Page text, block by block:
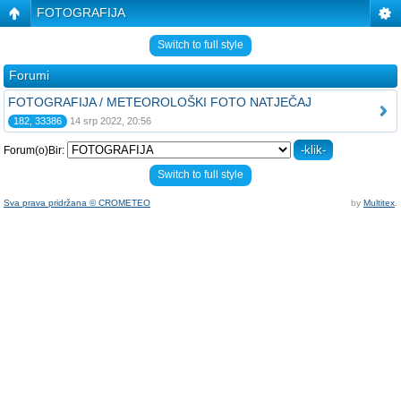
FOTOGRAFIJA
Switch to full style
Forumi
FOTOGRAFIJA / METEOROLOŠKI FOTO NATJEČAJ
182, 33386 14 srp 2022, 20:56
Forum(o)Bir:
Switch to full style
Sva prava pridržana © CROMETEO by Multitex